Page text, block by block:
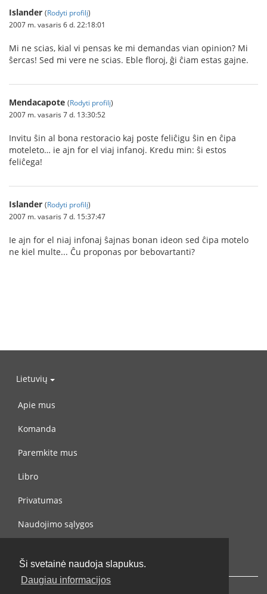
Ši svetainė naudoja slapukus.
Daugiau informacijos
Islander (Rodyti profilį)
2007 m. vasaris 6 d. 22:18:01
Mi ne scias, kial vi pensas ke mi demandas vian opinion? Mi
ŝercas! Sed mi vere ne scias. Eble floroj, ĝi ĉiam estas gajne.
Mendacapote (Rodyti profilį)
2007 m. vasaris 7 d. 13:30:52
Invitu ŝin al bona restoracio kaj poste feliĉigu ŝin en ĉipa
moteleto… ie ajn for el viaj infanoj. Kredu min: ŝi estos
feliĉega!
Islander (Rodyti profilį)
2007 m. vasaris 7 d. 15:37:47
Ie ajn for el niaj infonaj ŝajnas bonan ideon sed ĉipa motelo
ne kiel multe... Ĉu proponas por bebovartanti?
Lietuvių
Apie mus
Komanda
Paremkite mus
Libro
Privatumas
Naudojimo sąlygos